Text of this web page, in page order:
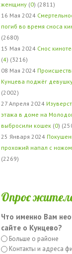
женщину (0) (2811)
16 Мая 2024
погиб во время сноса
(2680)
15 Мая 2024 Снос
(4) (3216)
08 Мая 2024
Кунцева поджёг
(2002)
27 Апреля 2024
этажа в доме на
выбросили кошек (0)
25 Января 2024
прохожий напал с
(2269)
Опрос
Что именно Вам
сайте о Кунцево?
Больше о районе
Контакты и адреса